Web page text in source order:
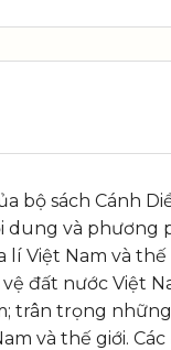
bộ sách Cánh
dung và phương
Việt Nam và
đất nước Việt
trân trọng
và thế giới.